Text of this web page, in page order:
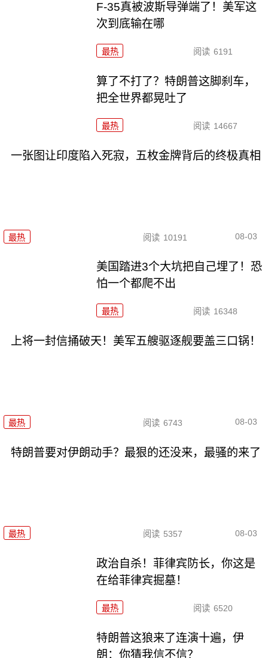
F-35真被波斯导弹端了！美军这
次到底输在哪
最热 阅读 6191
算了不打了？特朗普这脚刹车，
把全世界都晃吐了
最热 阅读 14667
一张图让印度陷入死寂，五枚金牌背后的终极真相
最热 阅读 10191 08-03
美国踏进3个大坑把自己埋了！恐
怕一个都爬不出
最热 阅读 16348
上将一封信捅破天！美军五艘驱逐舰要盖三口锅！
最热 阅读 6743 08-03
特朗普要对伊朗动手？最狠的还没来，最骚的来了
最热 阅读 5357 08-03
政治自杀！菲律宾防长，你这是
在给菲律宾掘墓！
最热 阅读 6520
特朗普这狼来了连演十遍，伊
朗：你猜我信不信？